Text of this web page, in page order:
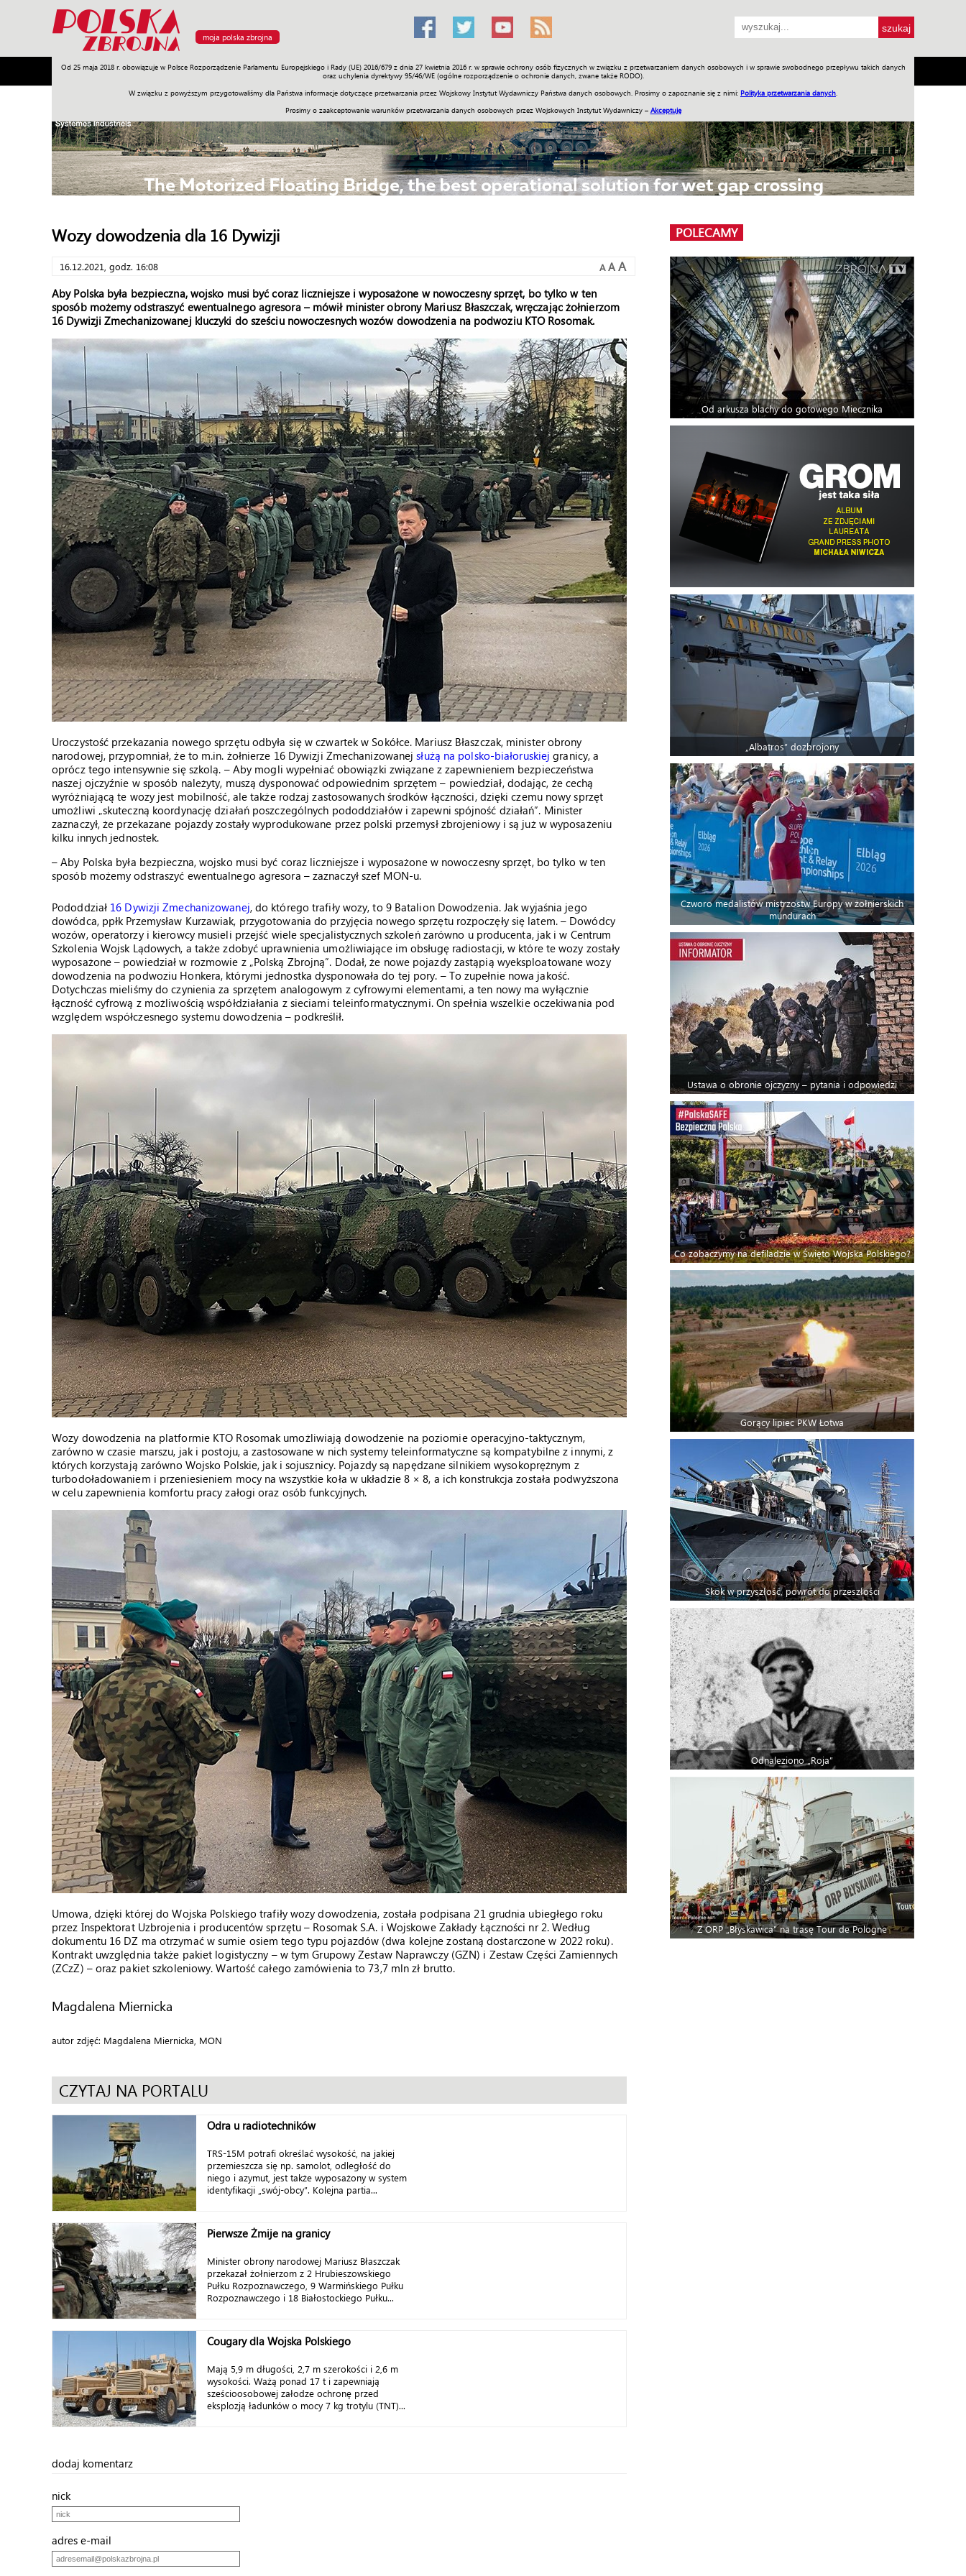
moja polska zbrojna
Od 25 maja 2018 r. obowiązuje w Polsce Rozporządzenie Parlamentu Europejskiego i Rady (UE) 2016/679 z dnia 27 kwietnia 2016 r. w sprawie ochrony osób fizycznych w związku z przetwarzaniem danych osobowych i w sprawie swobodnego przepływu takich danych
oraz uchylenia dyrektywy 95/46/WE (ogólne rozporządzenie o ochronie danych, zwane także RODO).
W związku z powyższym przygotowaliśmy dla Państwa informacje dotyczące przetwarzania przez Wojskowy Instytut Wydawniczy Państwa danych osobowych. Prosimy o zapoznanie się z nimi: Polityka przetwarzania danych
Prosimy o zaakceptowanie warunków przetwarzania danych osobowych przez Wojskowych Instytut Wydawniczy – Akceptuję
Armia Poligon Sprzęt Misje Polityka Prawo Świat Społeczność Sport Historia Galerie Wideo ENGLISH SKLEP Jednodniówki Praca w WIW
Wozy dowodzenia dla 16 Dywizji
16.12.2021, godz. 16:08 A A A
Aby Polska była bezpieczna, wojsko musi być coraz liczniejsze i wyposażone w nowoczesny sprzęt, bo tylko w ten
sposób możemy odstraszyć ewentualnego agresora – mówił minister obrony Mariusz Błaszczak, wręczając żołnierzom
16 Dywizji Zmechanizowanej kluczyki do sześciu nowoczesnych wozów dowodzenia na podwoziu KTO Rosomak.
Uroczystość przekazania nowego sprzętu odbyła się w czwartek w Sokółce. Mariusz Błaszczak, minister obrony
narodowej, przypomniał, że to m.in. żołnierze 16 Dywizji Zmechanizowanejsłużą na polsko-białoruskiej granicy, a
oprócz tego intensywnie się szkolą. – Aby mogli wypełniać obowiązki związane z zapewnieniem bezpieczeństwa
naszej ojczyźnie w sposób należyty, muszą dysponować odpowiednim sprzętem – powiedział, dodając, że cechą
wyróżniającą te wozy jest mobilność, ale także rodzaj zastosowanych środków łączności, dzięki czemu nowy sprzęt
umożliwi „skuteczną koordynację działań poszczególnych pododdziałów i zapewni spójność działań”. Minister
zaznaczył, że przekazane pojazdy zostały wyprodukowane przez polski przemysł zbrojeniowy i są już w wyposażeniu
kilku innych jednostek.
– Aby Polska była bezpieczna, wojsko musi być coraz liczniejsze i wyposażone w nowoczesny sprzęt, bo tylko w ten
sposób możemy odstraszyć ewentualnego agresora – zaznaczył szef MON-u.
Pododdział 16 Dywizji Zmechanizowanej, do którego trafiły wozy, to 9 Batalion Dowodzenia. Jak wyjaśnia jego
dowódca, ppłk Przemysław Kurzawiak, przygotowania do przyjęcia nowego sprzętu rozpoczęły się latem. – Dowódcy
wozów, operatorzy i kierowcy musieli przejść wiele specjalistycznych szkoleń zarówno u producenta, jak i w Centrum
Szkolenia Wojsk Lądowych, a także zdobyć uprawnienia umożliwiające im obsługę radiostacji, w które te wozy zostały
wyposażone – powiedział w rozmowie z „Polską Zbrojną”. Dodał, że nowe pojazdy zastąpią wyeksploatowane wozy
dowodzenia na podwoziu Honkera, którymi jednostka dysponowała do tej pory. – To zupełnie nowa jakość.
Dotychczas mieliśmy do czynienia za sprzętem analogowym z cyfrowymi elementami, a ten nowy ma wyłącznie
łączność cyfrową z możliwością współdziałania z sieciami teleinformatycznymi. On spełnia wszelkie oczekiwania pod
względem współczesnego systemu dowodzenia – podkreślił.
Wozy dowodzenia na platformie KTO Rosomak umożliwiają dowodzenie na poziomie operacyjno-taktycznym,
zarówno w czasie marszu, jak i postoju, a zastosowane w nich systemy teleinformatyczne są kompatybilne z innymi, z
których korzystają zarówno Wojsko Polskie, jak i sojusznicy. Pojazdy są napędzane silnikiem wysokoprężnym z
turbodoładowaniem i przeniesieniem mocy na wszystkie koła w układzie 8 × 8, a ich konstrukcja została podwyższona
w celu zapewnienia komfortu pracy załogi oraz osób funkcyjnych.
Umowa, dzięki której do Wojska Polskiego trafiły wozy dowodzenia, została podpisana 21 grudnia ubiegłego roku
przez Inspektorat Uzbrojenia i producentów sprzętu – Rosomak S.A. i Wojskowe Zakłady Łączności nr 2. Według
dokumentu 16 DZ ma otrzymać w sumie osiem tego typu pojazdów (dwa kolejne zostaną dostarczone w 2022 roku).
Kontrakt uwzględnia także pakiet logistyczny – w tym Grupowy Zestaw Naprawczy (GZN) i Zestaw Części Zamiennych
(ZCzZ) – oraz pakiet szkoleniowy. Wartość całego zamówienia to 73,7 mln zł brutto.
Magdalena Miernicka
autor zdjęć: Magdalena Miernicka, MON
CZYTAJ NA PORTALU
Odra u radiotechników
TRS-15M potrafi określać wysokość, na jakiej
przemieszcza się np. samolot, odległość do
niego i azymut, jest także wyposażony w system
identyfikacji „swój-obcy”. Kolejna partia...
Pierwsze Żmije na granicy
Minister obrony narodowej Mariusz Błaszczak
przekazał żołnierzom z 2 Hrubieszowskiego
Pułku Rozpoznawczego, 9 Warmińskiego Pułku
Rozpoznawczego i 18 Białostockiego Pułku...
Cougary dla Wojska Polskiego
Mają 5,9 m długości, 2,7 m szerokości i 2,6 m
wysokości. Ważą ponad 17 t i zapewniają
sześcioosobowej załodze ochronę przed
eksplozją ładunków o mocy 7 kg trotylu (TNT)...
dodaj komentarz
nick
adres e-mail
POLECAMY
Od arkusza blachy do gotowego Miecznika
„Albatros” dozbrojony
Czworo medalistów mistrzostw Europy w żołnierskich
mundurach
Ustawa o obronie ojczyzny – pytania i odpowiedzi
Co zobaczymy na defiladzie w Święto Wojska Polskiego?
Gorący lipiec PKW Łotwa
Skok w przyszłość, powrót do przeszłości
Odnaleziono „Roja”
Z ORP „Błyskawica” na trasę Tour de Pologne